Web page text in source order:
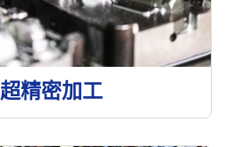
超精密加工